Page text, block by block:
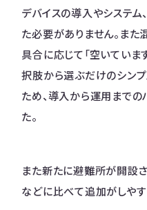
デバイスの導入やシステム
た必要がありません。また
具合に応じて「空いています
択肢から選ぶだけのシン
ため、導入から運用までの
た。
また新たに避難所が開設
などに比べて追加がしやす